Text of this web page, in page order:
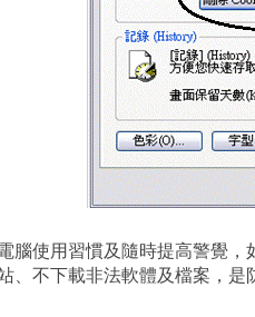
腦使用習慣及隨時提高警覺
、不下載非法軟體及檔案，是